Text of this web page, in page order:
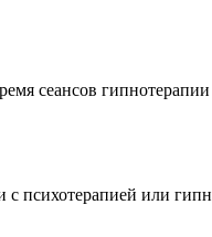
сеансов
психотерапией или